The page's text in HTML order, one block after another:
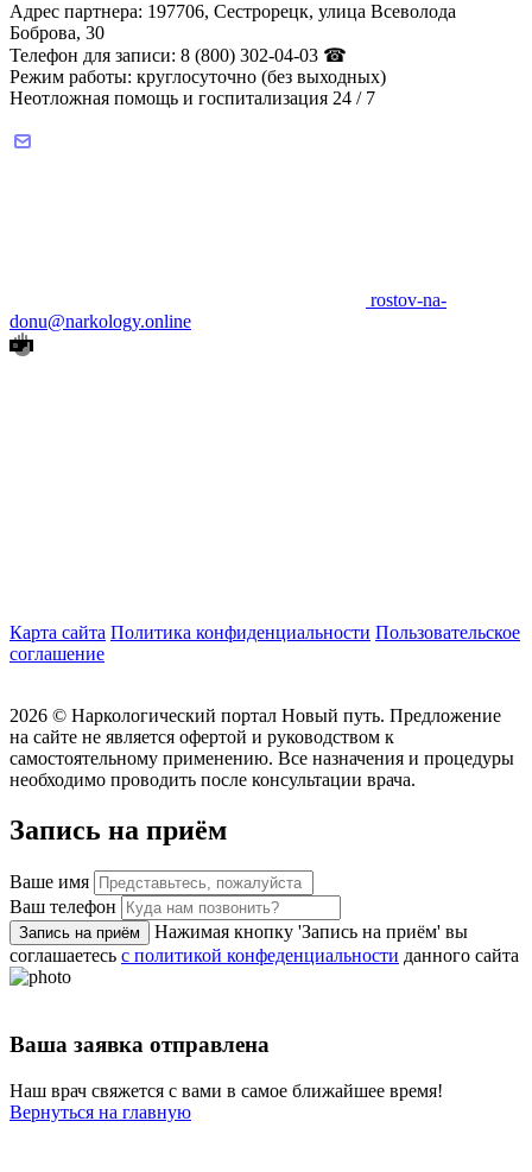
Адрес партнера: 197706, Сестрорецк, улица Всеволода
Боброва, 30
Телефон для записи: 8 (800) 302-04-03 ☎
Режим работы: круглосуточно (без выходных)
Неотложная помощь и госпитализация 24 / 7
rostov-na-
donu@narkology.online
Карта сайта Политика конфиденциальности Пользовательское
соглашение
2026 © Наркологический портал Новый путь. Предложение
на сайте не является офертой и руководством к
самостоятельному применению. Все назначения и процедуры
необходимо проводить после консультации врача.
Запись на приём
Ваше имя
Ваш телефон
Запись на приём
Нажимая кнопку 'Запись на приём' вы
соглашаетесь с политикой конфеденциальности данного сайта
Ваша заявка отправлена
Наш врач свяжется с вами в самое ближайшее время!
Вернуться на главную